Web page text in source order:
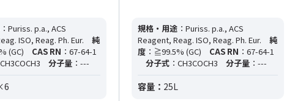
：Puriss. p.a., ACS
ISO, Reag. Ph. Eur.
純
(GC) CAS RN ：67-64-1
CH3COCH3 分子量 ：---
規格・用途 ：Puriss. p.a., ACS
Reagent, Reag. ISO, Reag. Ph. Eur.
純
度 ：≧99.5% (GC) CAS RN ：67-64-1
分子式 ：CH3COCH3 分子量 ：---
容量： 25L